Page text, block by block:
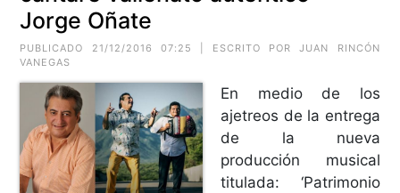
Jorge Oñate
PUBLICADO 21/12/2016 07:25 | ESCRITO POR JUAN RINCÓN
VANEGAS
En medio de los
ajetreos de la entrega
de la nueva
producción musical
titulada: ‘Patrimonio